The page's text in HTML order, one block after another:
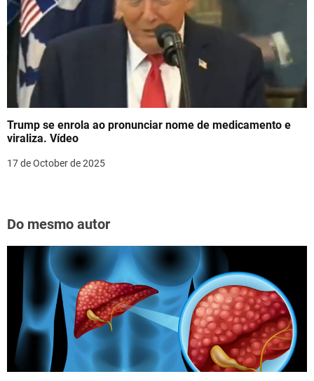
Trump se enrola ao pronunciar nome de medicamento e
viraliza. Vídeo
17 de October de 2025
Do mesmo autor